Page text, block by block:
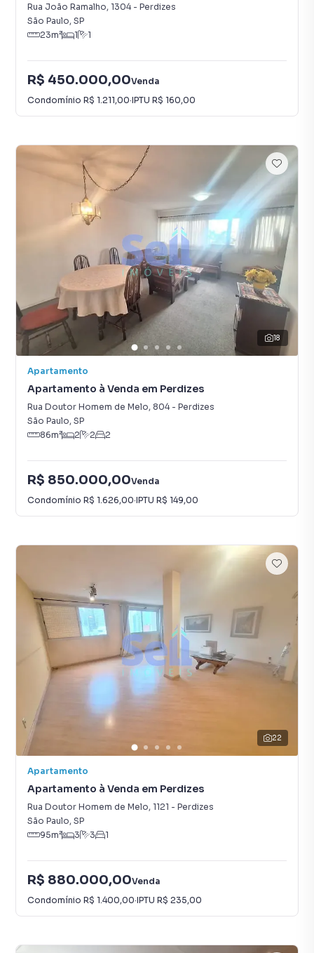
Rua João Ramalho, 1304- Perdizes
São Paulo, SP
23m² 1 1
R$ 450.000,00Venda
Condomínio R$ 1.211,00·IPTU R$ 160,00
18
Apartamento
Apartamento à Venda em Perdizes
Rua Doutor Homem de Melo, 804- Perdizes
São Paulo, SP
86m² 2 2 2
R$ 850.000,00Venda
Condomínio R$ 1.626,00·IPTU R$ 149,00
22
Apartamento
Apartamento à Venda em Perdizes
Rua Doutor Homem de Melo, 1121 - Perdizes
São Paulo, SP
95m² 3 3 1
R$ 880.000,00Venda
Condomínio R$ 1.400,00·IPTU R$ 235,00